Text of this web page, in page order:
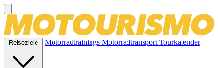
Reiseziele Motorradtrainings MotorradtransportTourkalender